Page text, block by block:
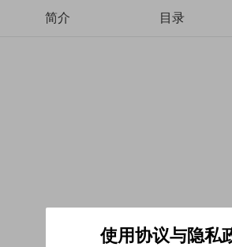
简介 目录
使用协议与隐私